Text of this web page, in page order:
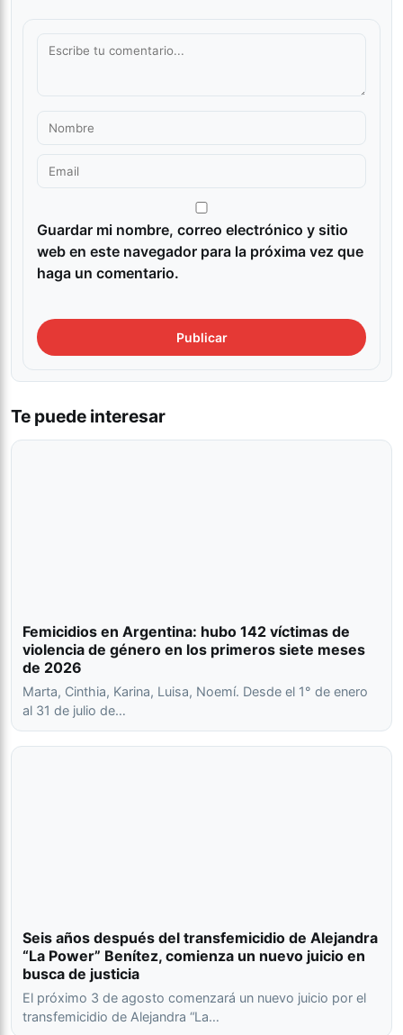
Guardar mi nombre, correo electrónico y sitio
web en este navegador para la próxima vez que
haga un comentario.
Te puede interesar
Femicidios en Argentina: hubo 142 víctimas de
violencia de género en los primeros siete meses
de 2026
Marta, Cinthia, Karina, Luisa, Noemí. Desde el 1° de enero
al 31 de julio de…
Seis años después del transfemicidio de Alejandra
“La Power” Benítez, comienza un nuevo juicio en
busca de justicia
El próximo 3 de agosto comenzará un nuevo juicio por el
transfemicidio de Alejandra “La…